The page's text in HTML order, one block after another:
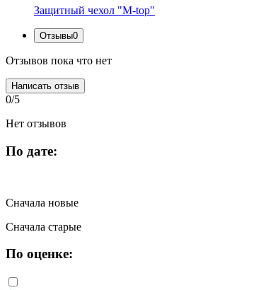
Защитный чехол "M-top"
Отзывы0
Отзывов пока что нет
Написать отзыв
0/5
Нет отзывов
По дате:
Сначала новые
Сначала старые
По оценке: